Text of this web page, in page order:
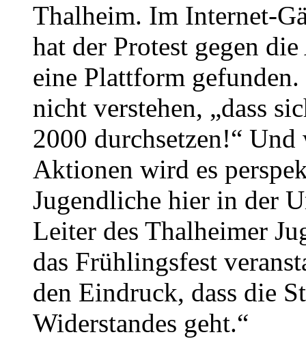
Thalheim. Im Internet-
hat der Protest gegen
eine Plattform
nicht verstehen, „dass
2000 durchsetzen!“
Aktionen wird es
Jugendliche hier in der
Leiter des Thalheimer
das Frühlingsfest
den Eindruck, dass die
Widerstandes geht.“